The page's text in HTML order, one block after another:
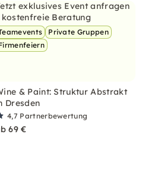
exklusives Event anfragen
Beratung
Private Gruppen
& Paint: Struktur Abstrakt
Dresden
4,7 Partnerbewertung
69 €